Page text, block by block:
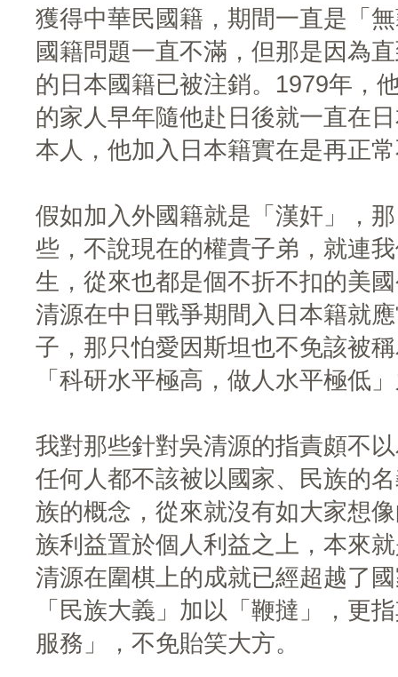
獲得中華民國籍，期間一直是「
國籍問題一直不滿，但那是因為
的日本國籍已被注銷。1979年，
的家人早年隨他赴日後就一直在
本人，他加入日本籍實在是再正
假如加入外國籍就是「漢奸」，
些，不說現在的權貴子弟，就連
生，從來也都是個不折不扣的美
清源在中日戰爭期間入日本籍就
子，那只怕愛因斯坦也不免該被
「科研水平極高，做人水平極低
我對那些針對吳清源的指責頗不
任何人都不該被以國家、民族的
族的概念，從來就沒有如大家想
族利益置於個人利益之上，本來
清源在圍棋上的成就已經超越了
「民族大義」加以「鞭撻」，更
服務」，不免貽笑大方。